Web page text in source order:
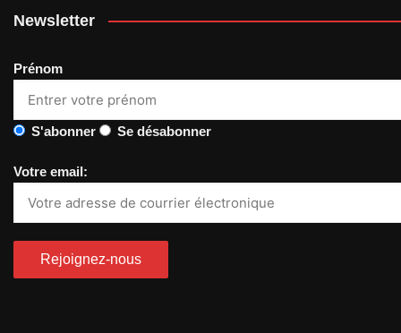
Newsletter
Prénom
S'abonner Se désabonner
Votre email: